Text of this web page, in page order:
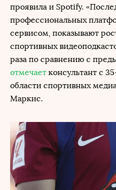
проявила и Spotify.
профессиональных
сервисом, показывают
спортивных
раза по сравнению с
отмечает консультант с
области спортивных
Маркис.